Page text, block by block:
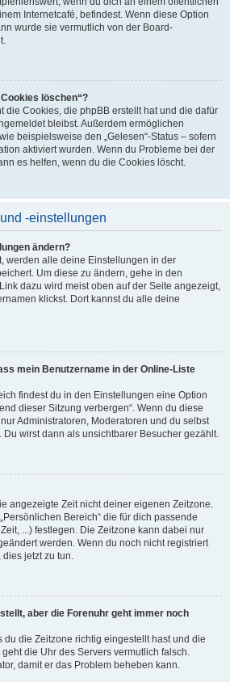
Internetcafé, befindest. Wenn diese Option
wurde sie vermutlich von der Board-
löschen“?
die Cookies, die phpBB erstellt hat und die dafür
bleibst. Außerdem ermöglichen
beispielsweise den „Gelesen“-Status – sofern
aktiviert wurden. Wenn du Probleme bei der
es helfen, wenn du die Cookies löscht.
-einstellungen
ändern?
werden alle deine Einstellungen in der
Um diese zu ändern, gehe in den
dazu wird meist oben auf der Seite angezeigt,
klickst. Dort kannst du alle deine
mein Benutzername in der Online-Liste
findest du in den Einstellungen eine Option
dieser Sitzung verbergen“. Wenn du diese
Administratoren, Moderatoren und du selbst
wirst dann als unsichtbarer Besucher gezählt.
angezeigte Zeit nicht deiner eigenen Zeitzone.
Bereich“ die für dich passende
...) festlegen. Die Zeitzone kann dabei nur
werden. Wenn du noch nicht registriert
dies jetzt zu tun.
aber die Forenuhr geht immer noch
du die Zeitzone richtig eingestellt hast und die
die Uhr des Servers vermutlich falsch.
damit er das Problem beheben kann.